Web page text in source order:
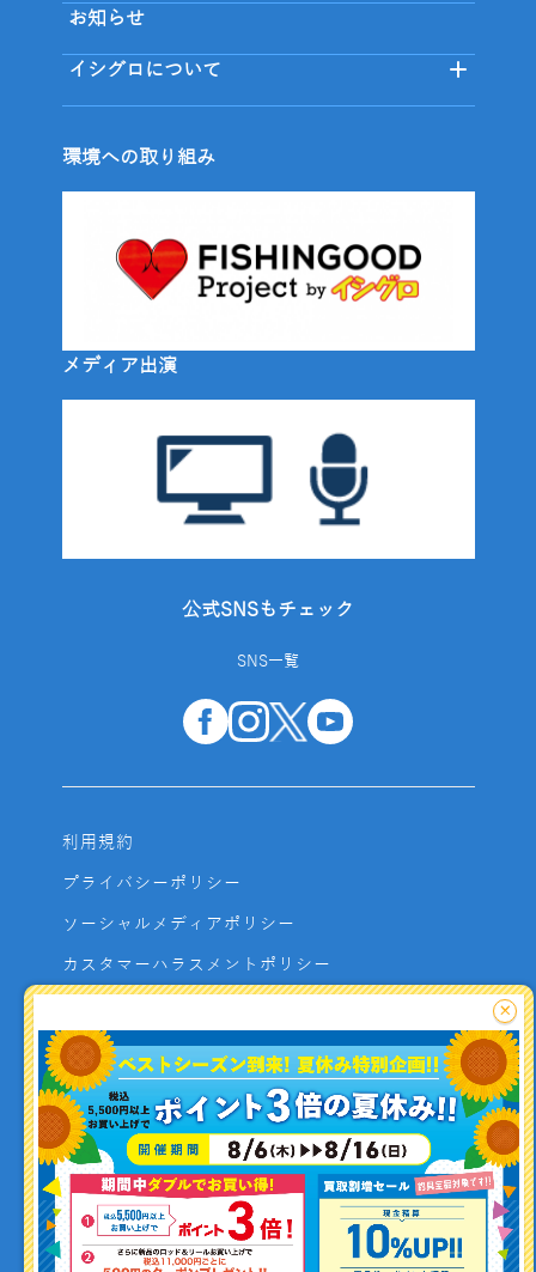
釣り情報を
投稿する
お知らせ
イシグロについて
環境への取り組み
メディア出演
公式SNSもチェック
SNS一覧
利用規約
プライバシーポリシー
ソーシャルメディアポリシー
カスタマーハラスメントポリシー
よくあるご質問
お問い合わせ
利用者資金の保全方法
×